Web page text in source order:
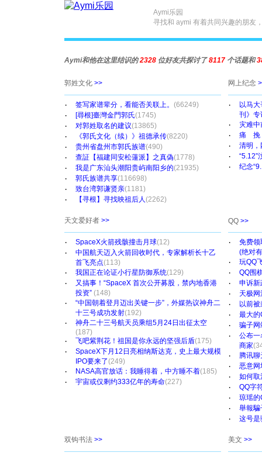
Aymi乐园
寻找和 aymi 有着共同兴趣的朋友
Aymi和他在这里结识的2328 位好友共探讨了8117 个话题和
郭姓文化 >> 网上纪念
· 签写家谱辈分，看能否关联上。 (66249)
· [尋根]臺灣金門郭氏(1745)
· 对郭姓取名的建议(13865)
· 《郭氏文化（续）》祖德承传(8220)
· 贵州省盘州市郭氏族谱(490)
· 查証【福建同安松蓮派】之真偽(1778)
· 我是广东汕头潮阳贵屿南阳乡的(21935)
· 郭氏族谱共享(116698)
· 致台湾郭谦贤亲(1181)
· 【寻根】寻找映祖后人(2262)
·
以马
刊》专
· 灾难中
· 痛
· 清明，
· “5.12”
· 纪念
天文爱好者 >> QQ >>
· SpaceX火箭残骸撞击月球(12)
·
中国航天迈入火箭回收时代，专家解析长十乙
首飞亮点(113)
· 我国正在论证小行星防御系统(129)
·
又搞事！“SpaceX 首次公开募股，禁内地香港
投资” (148)
·
“中国朝着登月迈出关键一步”，外媒热议神舟二
十三号成功发射(192)
·
神舟二十三号航天员乘组5月24日出征太空
(187)
· 飞吧紫荆花！祖国是你永远的坚强后盾(175)
·
SpaceX下月12日亮相纳斯达克，史上最大规模
IPO要来了(249)
· NASA高官放话：我睡得着，中方睡不着(185)
· 宇宙或仅剩约333亿年的寿命(227)
·
免费领
(绝对
· 玩QQ
· QQ围
· 申诉
· 天极
· 以前
· 最大的
· 骗子网
·
公布
商家
· 腾讯
· 恶意
· 如何取
· QQ字
· 琼瑶
· 舉報
· 这号
双钩书法 >> 美文 >>